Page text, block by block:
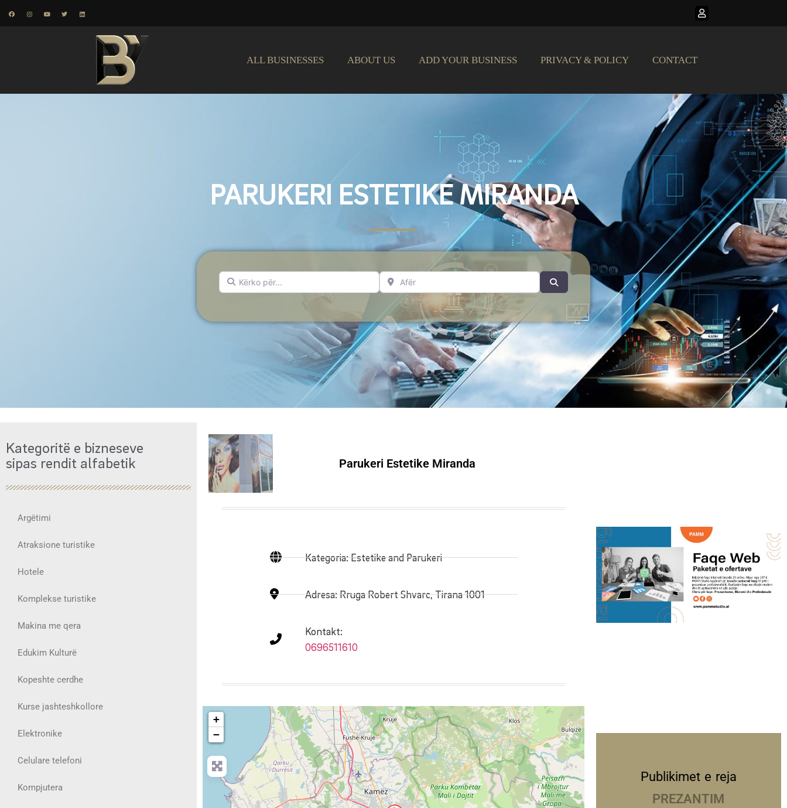
ALL BUSINESSES ABOUT US ADD YOUR BUSINESS PRIVACY & POLICY CONTACT
PARUKERI ESTETIKE MIRANDA
Kërko për... Afër
Kategoritë e bizneseve
sipas rendit alfabetik
Argëtimi
Atraksione turistike
Hotele
Komplekse turistike
Makina me qera
Edukim Kulturë
Kopeshte cerdhe
Kurse jashteshkollore
Elektronike
Celulare telefoni
Kompjutera
Parukeri Estetike Miranda
Kategoria: Estetike and Parukeri
Adresa:Rruga Robert Shvarc, Tirana 1001
Kontakt:
0696511610
+
−
Publikimet e reja
PREZANTIME